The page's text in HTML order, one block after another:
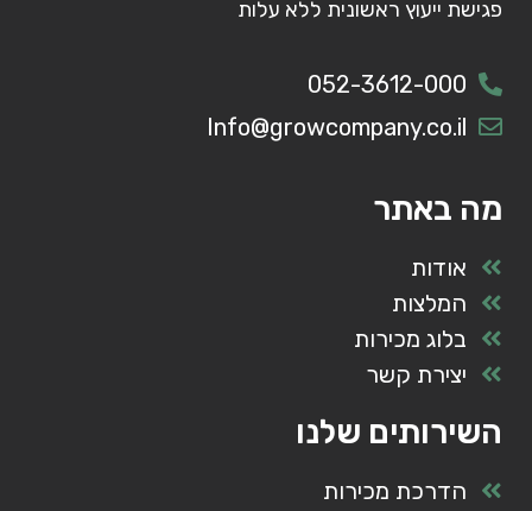
פגישת ייעוץ ראשונית ללא עלות
052-3612-000
Info@growcompany.co.il
מה באתר
אודות
המלצות
בלוג מכירות
יצירת קשר
השירותים שלנו
הדרכת מכירות